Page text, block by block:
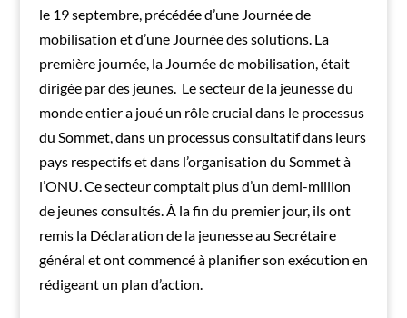
le 19 septembre, précédée d’une Journée de
mobilisation et d’une Journée des solutions. La
première journée, la Journée de mobilisation, était
dirigée par des jeunes. Le secteur de la jeunesse du
monde entier a joué un rôle crucial dans le processus
du Sommet, dans un processus consultatif dans leurs
pays respectifs et dans l’organisation du Sommet à
l’ONU. Ce secteur comptait plus d’un demi-million
de jeunes consultés. À la fin du premier jour, ils ont
remis la Déclaration de la jeunesse au Secrétaire
général et ont commencé à planifier son exécution en
rédigeant un plan d’action.